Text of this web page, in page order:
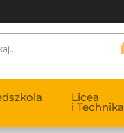
Licea
i Technika